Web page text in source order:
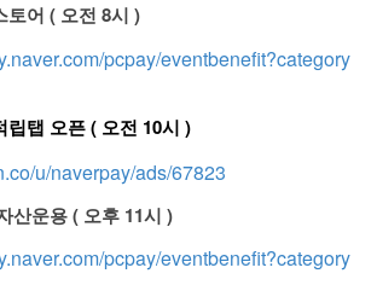
토어 ( 오전 8시 )
pcpay/eventbenefit?category
립탭 오픈 ( 오전 10시 )
u/naverpay/ads/67823
산운용 ( 오후 11시 )
pcpay/eventbenefit?category